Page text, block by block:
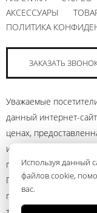
Используя данный
файлов cookie,
вас.
АКСЕССУАРЫ
ПОЛИТИКА
ЗАКАЗАТЬ
Уважаемые
данный интернет-
ценах,
информационный
публичной офертой,
Гражданского
подробной